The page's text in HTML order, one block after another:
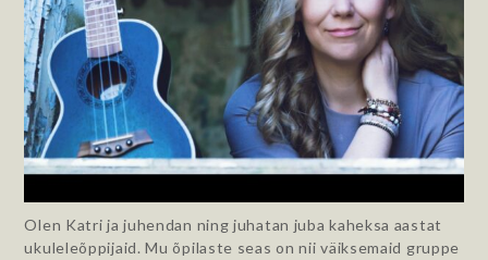
Olen Katri ja juhendan ning juhatan juba kaheksa aastat
ukuleleõppijaid. Mu õpilaste seas on nii väiksemaid gruppe